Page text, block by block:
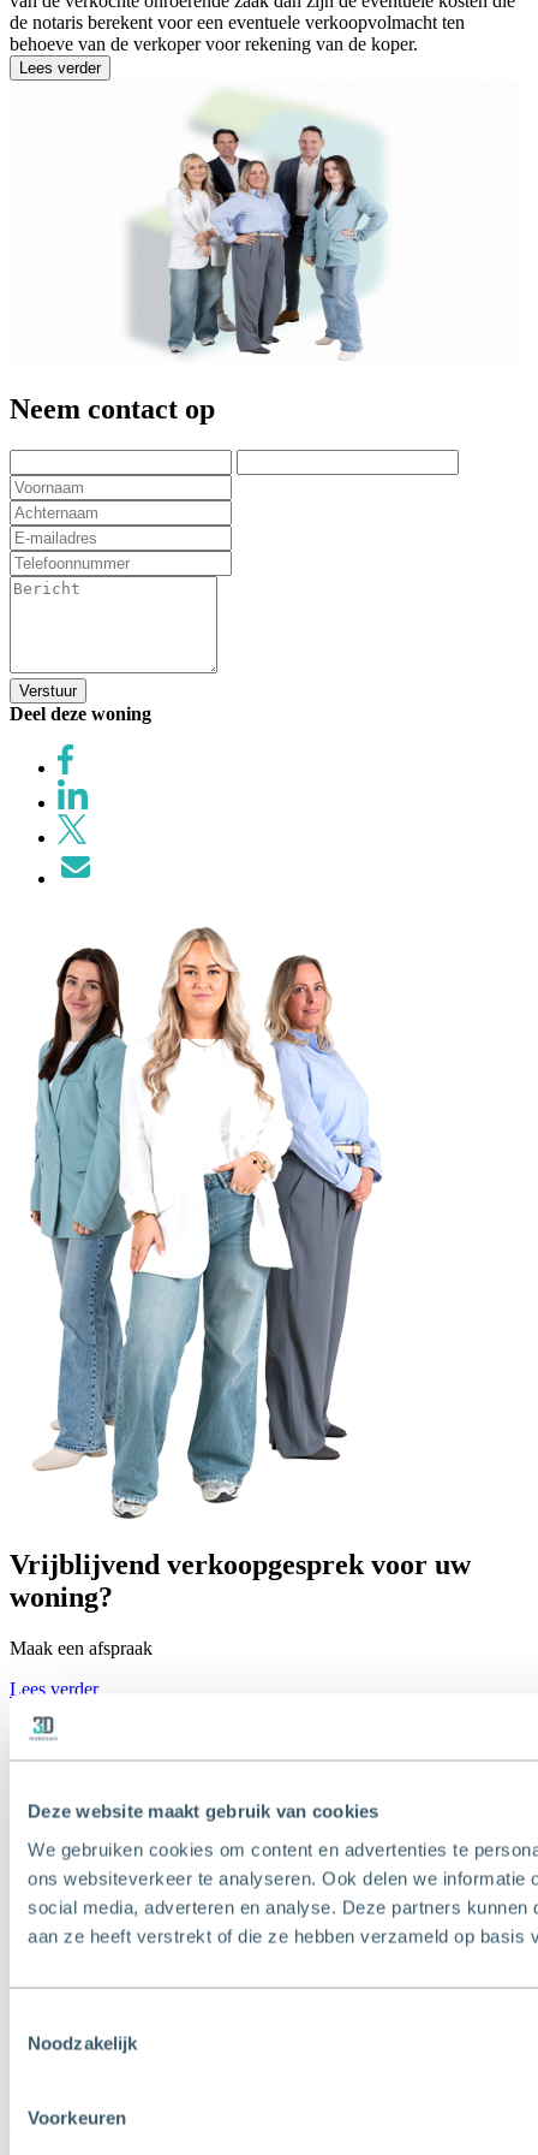
Deze website maakt gebruik van cookies
We gebruiken cookies om content en advertenties te
ons websiteverkeer te analyseren. Ook delen we
social media, adverteren en analyse. Deze partners
aan ze heeft verstrekt of die ze hebben verzameld op basis
Noodzakelijk
Voorkeuren
de notaris berekent voor een eventuele verkoopvolmacht ten
behoeve van de verkoper voor rekening van de koper.
Lees verder
Neem contact op
Verstuur
Deel deze woning
Vrijblijvend verkoopgesprek voor uw
woning?
Maak een afspraak
Lees verder
010 - 427 77 88
info@3dmakelaars.nl
3111 AA Schiedam